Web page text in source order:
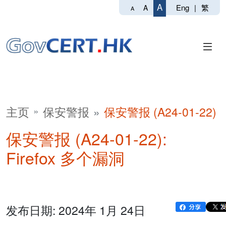
A A A Eng | 繁
主页 保安警报 保安警报 (A24-01-22)
保安警报 (A24-01-22):
Firefox 多个漏洞
发布日期: 2024年 1月 24日